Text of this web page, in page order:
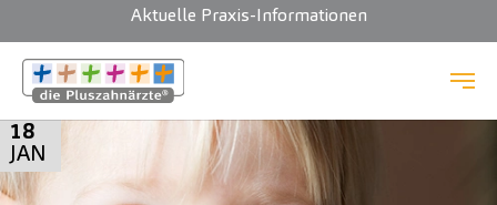
Zum Hauptinhalt springen
Aktuelle Praxis-Informationen
18
JAN